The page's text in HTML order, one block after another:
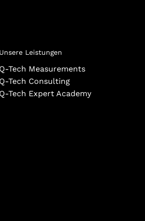
Unsere Leistungen
Q-Tech Measurements
Q-Tech Consulting
Q-Tech Expert Academy